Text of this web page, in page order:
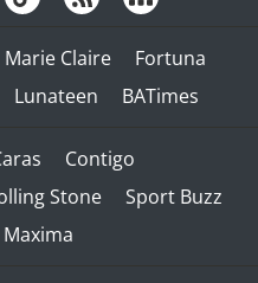
Marie Claire
Fortuna
Lunateen BATimes
Contigo
Stone
Sport Buzz
Maxima